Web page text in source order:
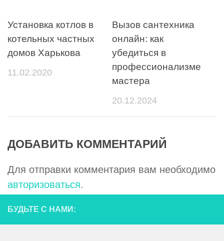
Установка котлов в
котельных частных
домов Харькова
11.02.2020
Вызов сантехника
онлайн: как
убедиться в
профессионализме
мастера
20.12.2024
ДОБАВИТЬ КОММЕНТАРИЙ
Для отправки комментария вам необходимо
авторизоваться.
БУДЬТЕ С НАМИ: